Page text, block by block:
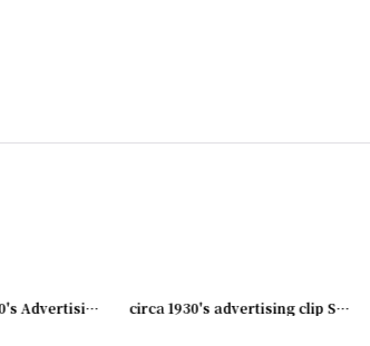
[231003-07]circa 1900's - 1930's Advertising Clip DINE AT.. [231003-06] circa 1930's advertising clip SUNSHINE BISCUIT